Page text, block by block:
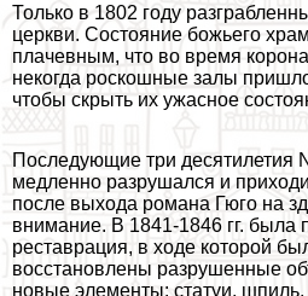
Только в 1802 году
церкви. Состояние божьего
плачевным, что во время
некогда роскошные залы
чтобы скрыть их ужасное
Последующие три десятилетия
медленно разрушался и
после выхода романа Гюго на
внимание. В 1841-1846 гг. была
реставрация, в ходе которой
восстановлены разрушенные
новые элементы: статуи,